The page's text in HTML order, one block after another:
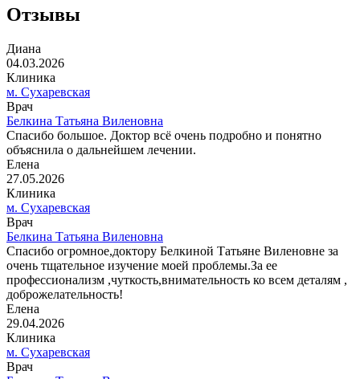
Отзывы
Диана
04.03.2026
Клиника
м. Сухаревская
Врач
Белкина Татьяна Виленовна
Спасибо большое. Доктор всё очень подробно и понятно
объяснила о дальнейшем лечении.
Елена
27.05.2026
Клиника
м. Сухаревская
Врач
Белкина Татьяна Виленовна
Спасибо огромное,доктору Белкиной Татьяне Виленовне за
очень тщательное изучение моей проблемы.За ее
профессионализм ,чуткость,внимательность ко всем деталям ,
доброжелательность!
Елена
29.04.2026
Клиника
м. Сухаревская
Врач